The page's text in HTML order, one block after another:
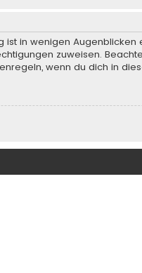
in wenigen
zuweisen.
wenn du dich in